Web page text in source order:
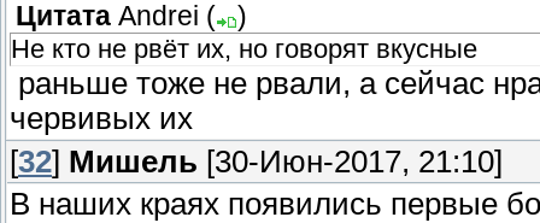
Цитата Andrei (
)
Не кто не рвёт их, но говорят вкусные
раньше тоже не рвали, а сейчас
червивых их
[32] Мишель [30-Июн-2017, 21:10]
В наших краях появились первые